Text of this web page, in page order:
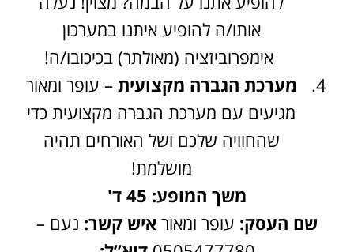
אותו/ה להופיע איתנו במערכון
אימפרוביזציה (מאולתר) בכיכובו/ה!
מערכת הגברה מקצועית– עופר ומאור
מגיעים עם מערכת הגברה מקצועית כדי
שהחוויה שלכם ושל האורחים תהיה
מושלמת!
משך המופע: 45 ד'
שם העסק: עופר ומאור איש קשר: נעם –